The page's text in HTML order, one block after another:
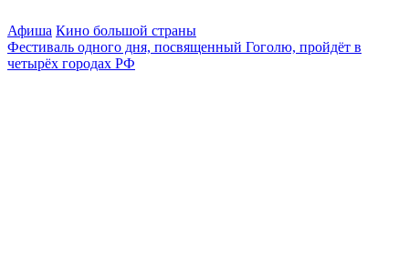
Афиша Кино большой страны
Фестиваль одного дня, посвященный Гоголю, пройдёт в
четырёх городах РФ